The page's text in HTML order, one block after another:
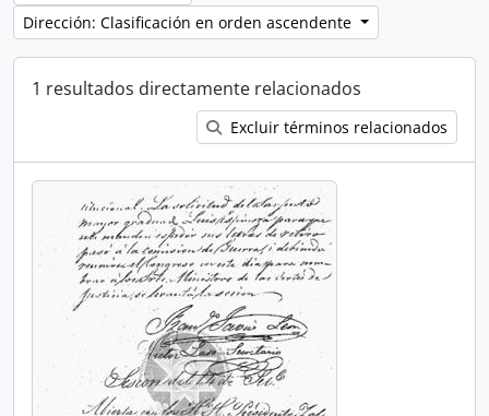
Dirección: Clasificación en orden ascendente
1 resultados directamente relacionados
Excluir términos relacionados